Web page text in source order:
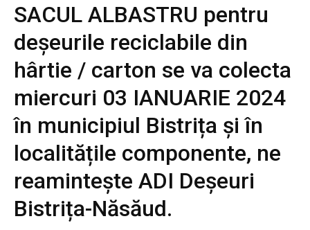
SACUL ALBASTRU pentru
deșeurile reciclabile din
hârtie / carton se va colecta
miercuri 03 IANUARIE 2024
în municipiul Bistrița și în
localitățile componente, ne
reamintește ADI Deșeuri
Bistrița-Năsăud.